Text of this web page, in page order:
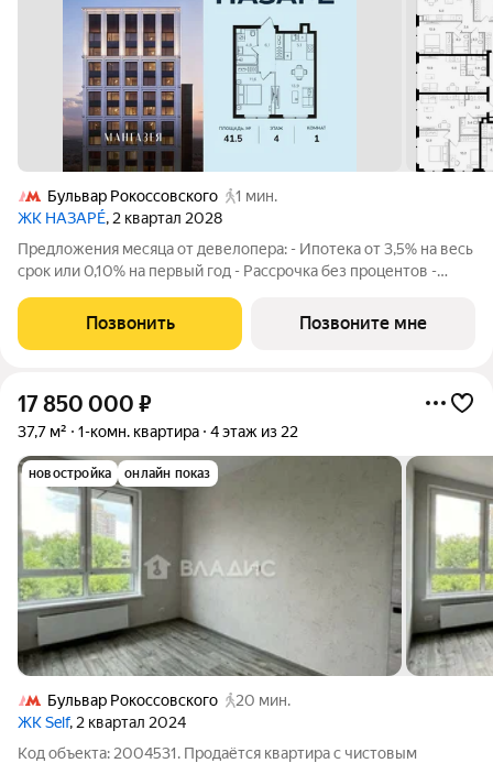
Бульвар Рокоссовского
1 мин.
ЖК НАЗАРÉ, 2 квартал 2028
Предложения месяца от девелопера: - Ипотека от 3,5% на весь
срок или 0,10% на первый год - Рассрочка без процентов -
Просторная 1-комнатная квартира. Общая площадь - 41.5 м2 на
4 этаже, без отделки.
Позвонить Позвоните мне
17 850 000 ₽
37,7 м² 1-комн. квартира 4 этаж из 22
новостройка онлайн показ
Бульвар Рокоссовского
20 мин.
ЖК Self, 2 квартал 2024
Код объекта: 2004531. Продаётся квартира с чистовым